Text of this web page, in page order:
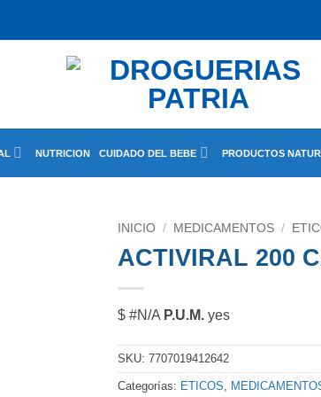
NUTRICION CUIDADO DEL BEBE PRODUCTOS
INICIO / MEDICAMENTOS /
ACTIVIRAL 200
$ #N/A P.U.M. yes
SKU:7707019412642
Categorías: ETICOS